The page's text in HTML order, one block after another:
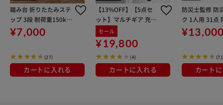
踏み台 折りたたみステ
ップ 3段 耐荷重150kg
KC-7093NL1 ホワイト
¥7,000
(27)
カートに入れる
【13%OFF】【5点セ
ット】マルチギア 充電
式インパクトドライバ
ーセット＋ドリルヘッ
ド＋サンダーヘッド＋
ジグソーヘッド＋丸ノ
コ 10.8V JM10INS
セール
¥19,800
(4)
カートに入れる
防災士監修 防
ク 1人用 31点
ト 防災グッズ
カート